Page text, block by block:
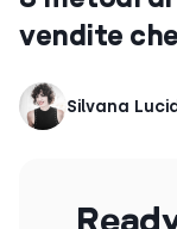
vendite
Silvana